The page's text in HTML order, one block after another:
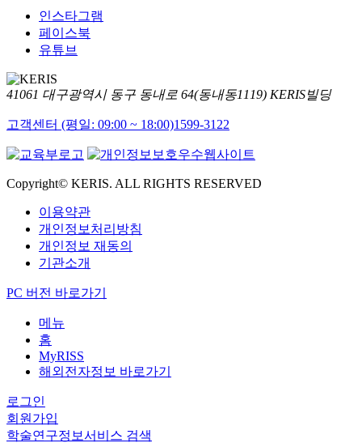
인스타그램
페이스북
유튜브
41061 대구광역시 동구 동내로 64(동내동1119) KERIS빌딩
고객센터 (평일: 09:00 ~ 18:00)1599-3122
Copyright© KERIS. ALL RIGHTS RESERVED
이용약관
개인정보처리방침
개인정보 재동의
기관소개
PC 버전 바로가기
메뉴
홈
MyRISS
해외전자정보 바로가기
로그인
회원가입
학술연구정보서비스 검색